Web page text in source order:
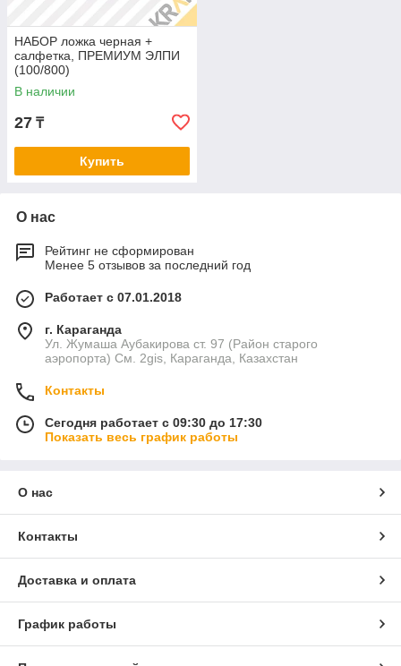
НАБОР ложка черная +
салфетка, ПРЕМИУМ ЭЛПИ
(100/800)
В наличии
27 ₸
Купить
О нас
Рейтинг не сформирован
Менее 5 отзывов за последний год
Работает с 07.01.2018
г. Караганда
Ул. Жумаша Аубакирова ст. 97 (Район старого
аэропорта) См. 2gis, Караганда, Казахстан
Контакты
Сегодня работает с 09:30 до 17:30
Показать весь график работы
О нас
Контакты
Доставка и оплата
График работы